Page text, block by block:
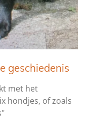
geschiedenis
met het
hondjes, of zoals